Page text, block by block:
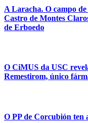
A Laracha. O campo
Castro de Montes
de Erboedo
O CiMUS da USC
Remestirom, único
O PP de Corcubión ten